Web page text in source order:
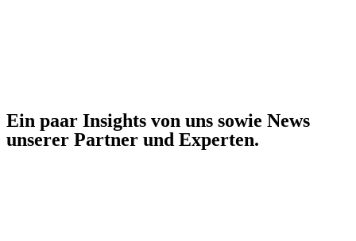
Ein paar Insights von uns sowie News
unserer Partner und Experten.